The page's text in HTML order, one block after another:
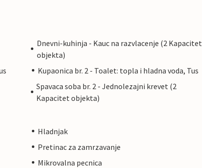
Dnevni-kuhinja - Kauc na razvlacenje (2 Kapacitet
objekta)
Kupaonica br. 2 - Toalet: topla i hladna voda, Tus
Spavaca soba br. 2 - Jednolezajni krevet (2
Kapacitet objekta)
Hladnjak
Pretinac za zamrzavanje
Mikrovalna pecnica